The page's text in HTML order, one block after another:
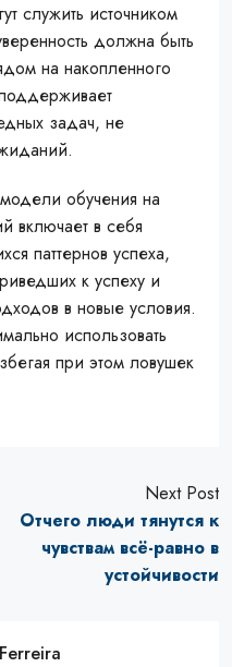
служить источником
должна быть
на накопленного
задач, не
обучения на
включает в себя
паттернов успеха,
к успеху и
в новые условия.
использовать
при этом ловушек
Next Post
Отчего люди тянутся к
чувствам всё-равно в
устойчивости